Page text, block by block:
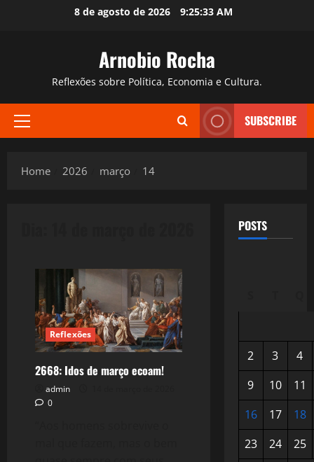
8 de agosto de 2026 9:25:34 AM
Arnobio Rocha
Reflexões sobre Política, Economia e Cultura.
Primary
SUBSCRIBE
Home 2026 março 14
Reflexões
2668: Idos de março ecoam!
admin
0
POSTS
2 3
4
9
10
11
16
17
18
23
24
25